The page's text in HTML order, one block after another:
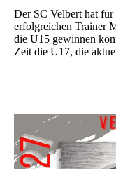
Der SC Velbert hat für
erfolgreichen Trainer
die U15 gewinnen
Zeit die U17, die